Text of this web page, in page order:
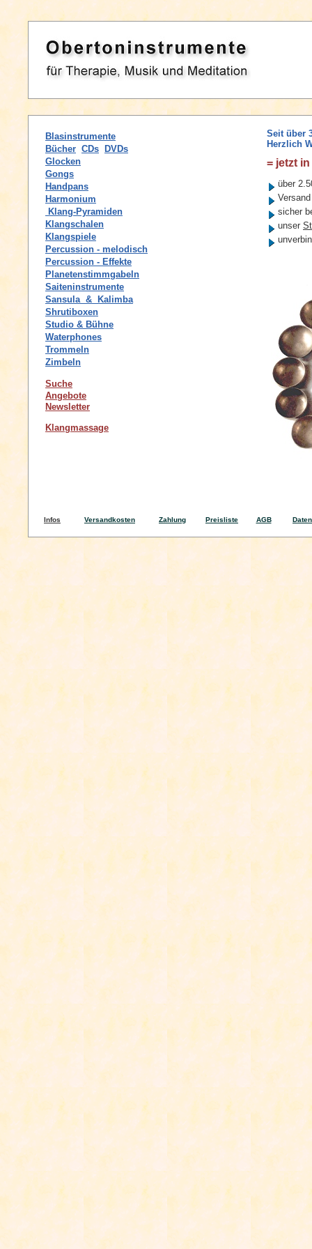
Blasinstrumente
Bücher CDs
DVDs
Glocken
Gongs
Handpans
Harmonium
Klang-Pyramiden
Klangschalen
Klangspiele
Percussion - melodisch
Percussion - Effekte
Planetenstimmgabeln
Saiteninstrumente
Sansula & Kalimba
Shrutiboxen
Studio & Bühne
Waterphones
Trommeln
Zimbeln
Suche
Angebote
Newsletter
Klangmassage
Seit über
Herzlich
= jetzt
über
sicher
unser
Infos Versandkosten Zahlung Preisliste AGB